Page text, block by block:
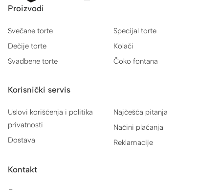
Proizvodi
Svečane torte
Dečije torte
Svadbene torte
Specijal torte
Kolači
Čoko fontana
Korisnički servis
Uslovi korišćenja i politika
privatnosti
Dostava
Najčešća pitanja
Načini plaćanja
Reklamacije
Kontakt